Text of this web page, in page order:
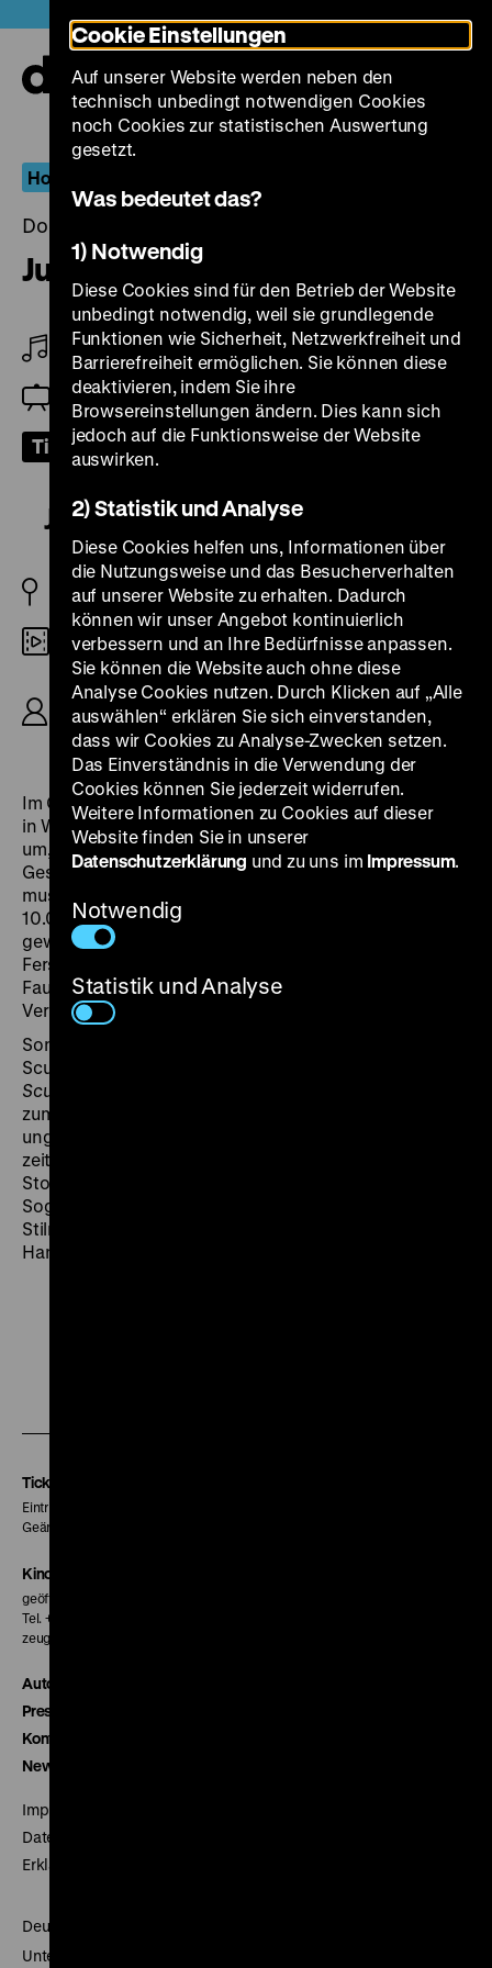
zum
Seiteninhalt
springen
Hoffmannesk
Donnerstag, 30. Juni 2022, 20.00 Uhr
Juwelen
Ekkehard Wölk (Flügel)
Oliver Hanley
Tickets
Juwelen
AT 1930
Digital SD
R: Hans Brückner, K: Hans Fürbas, D: Oscar
Beregi, Manja Sorell, Alexander Critico, Renate
Tiroff, 64‘
Im Club der Juweliere herrscht große Aufregung, denn
in Wiens nächtlichen Straßen geht ein Raubmörder
um, der es besonders auf kostbare Diamanten und
Geschmeide abgesehen hat. Schon zwei Juweliere
mussten ihr Leben lassen. Die Zeitung
10.000 Schilling für die Ergreifung des Täters aus. Der
gewiefte Redakteur Robert Sonnweg heftet sich an die
Fersen des Unbekannten und ermittelt auf eigene
Faust. Wie ein Sherlock Holmes nutzt er die Kunst der
Verkleidung und stellt dem Täter schließlich eine Falle.
Sonnweg tritt an die Stelle der Dichterin Madelaine de
Scuderi, die in dieser Adaption von
Scuderi
zum Tonfilmzeitalter, gelang dem österreichisch-
ungarischen Regisseur Hans Brückner mit seiner
zeitgenössischen Inszenierung von E.T.A. Hoffmanns
Stoff ein atmosphärischer Kriminalfilm mit
Sogwirkung.
Stilmittel des Expressionismus und verlagert die
Handlung ins düstere Wien der Gegenwart. (awb)
Tickets
Eintritt 5 €
Geänderte Preise sind im Programm vermerkt.
Kinokasse
geöffnet 30 Minuten vor Beginn der ersten Vorstellung
Tel. + 49 30 20304-770
zeughauskino@dhm.de
Autor*innen
Presse
Kontakt
Newsletter
Impressum
Datenschutz
Erklärung digitale Barrierefreiheit
Deutsches Historisches Museum
Unter den Linden 2
Cookie Einstellungen
Auf unserer Website werden neben den
technisch unbedingt notwendigen Cookies
noch Cookies zur statistischen Auswertung
gesetzt.
Was bedeutet das?
1) Notwendig
Diese Cookies sind für den Betrieb der Website
unbedingt notwendig, weil sie grundlegende
Funktionen wie Sicherheit, Netzwerkfreiheit und
Barrierefreiheit ermöglichen. Sie können diese
deaktivieren, indem Sie ihre
Browsereinstellungen ändern. Dies kann sich
jedoch auf die Funktionsweise der Website
auswirken.
2) Statistik und Analyse
Diese Cookies helfen uns, Informationen über
die Nutzungsweise und das Besucherverhalten
auf unserer Website zu erhalten. Dadurch
können wir unser Angebot kontinuierlich
verbessern und an Ihre Bedürfnisse anpassen.
Sie können die Website auch ohne diese
Analyse Cookies nutzen. Durch Klicken auf „Alle
auswählen“ erklären Sie sich einverstanden,
dass wir Cookies zu Analyse-Zwecken setzen.
Das Einverständnis in die Verwendung der
Cookies können Sie jederzeit widerrufen.
Weitere Informationen zu Cookies auf dieser
Website finden Sie in unserer
Datenschutzerklärung und zu uns im Impressum.
Notwendig
Statistik und Analyse